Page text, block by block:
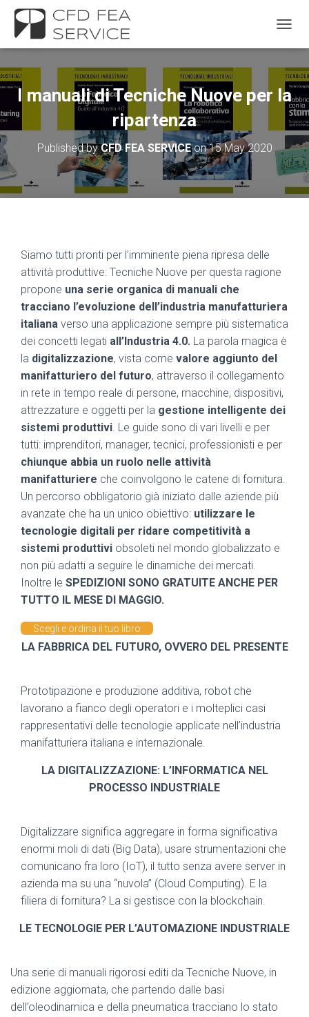
I manuali di Tecniche Nuove per la
ripartenza
Published byCFD FEA SERVICEon15 May 2020
Siamo tutti pronti per l’imminente piena ripresa delle
attività produttive: Tecniche Nuove per questa ragione
propone una serie organica di manuali che
tracciano l’evoluzione dell’industria manufatturiera
italiana verso una applicazione sempre più sistematica
dei concetti legati all’Industria 4.0. La parola magica è
la digitalizzazione, vista come valore aggiunto del
manifatturiero del futuro, attraverso il collegamento
in rete in tempo reale di persone, macchine, dispositivi,
attrezzature e oggetti per la gestione intelligente dei
sistemi produttivi. Le guide sono di vari livelli e per
tutti: imprenditori, manager, tecnici, professionisti e per
chiunque abbia un ruolo nelle attività
manifatturiere che coinvolgono le catene di fornitura.
Un percorso obbligatorio già iniziato dalle aziende più
avanzate che ha un unico obiettivo: utilizzare le
tecnologie digitali per ridare competitività a
sistemi produttivi obsoleti nel mondo globalizzato e
non più adatti a seguire le dinamiche dei mercati.
Inoltre le SPEDIZIONI SONO GRATUITE ANCHE PER
TUTTO IL MESE DI MAGGIO.
Scegli e ordina il tuo libro
LA FABBRICA DEL FUTURO, OVVERO DEL PRESENTE
Prototipazione e produzione additiva, robot che
lavorano a fianco degli operatori e i molteplici casi
rappresentativi delle tecnologie applicate nell’industria
manifatturiera italiana e internazionale.
LA DIGITALIZZAZIONE: L’INFORMATICA NEL
PROCESSO INDUSTRIALE
Digitalizzare significa aggregare in forma significativa
enormi moli di dati (Big Data), usare strumentazioni che
comunicano fra loro (IoT), il tutto senza avere server in
azienda ma su una “nuvola” (Cloud Computing). E la
filiera di fornitura? La si gestisce con la blockchain.
LE TECNOLOGIE PER L’AUTOMAZIONE INDUSTRIALE
Una serie di manuali rigorosi editi da Tecniche Nuove, in
edizione aggiornata, che partendo dalle basi
dell’oleodinamica e della pneumatica tracciano lo stato